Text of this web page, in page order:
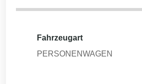
Fahrzeugart
PERSONENWAGEN